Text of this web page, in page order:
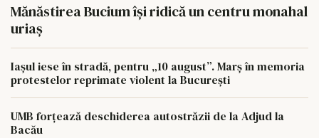
Mănăstirea Bucium își ridică un centru monahal
uriaș
Iașul iese în stradă, pentru „10 august”. Marș în memoria
protestelor reprimate violent la București
UMB forțează deschiderea autostrăzii de la Adjud la
Bacău